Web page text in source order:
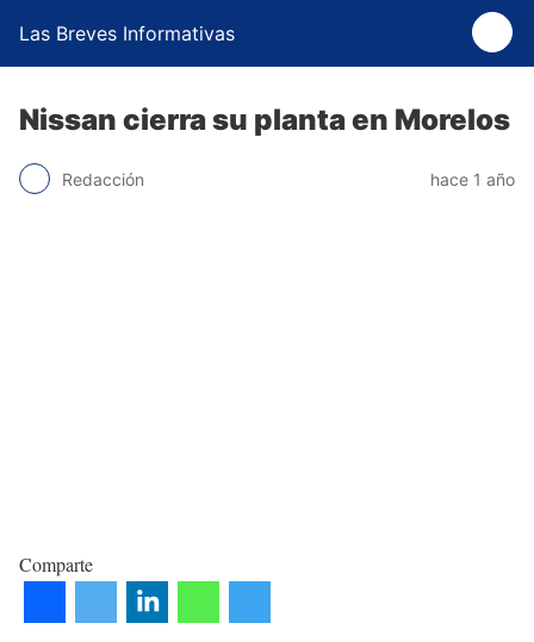
Las Breves Informativas
Nissan cierra su planta en Morelos
Redacción hace 1 año
Comparte